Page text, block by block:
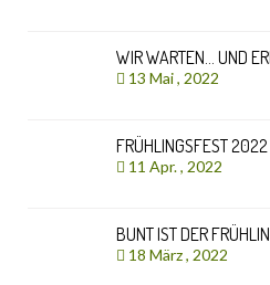
WIR WARTEN… UND
13 Mai , 2022
FRÜHLINGSFEST 2022
11 Apr. , 2022
BUNT IST DER
18 März , 2022